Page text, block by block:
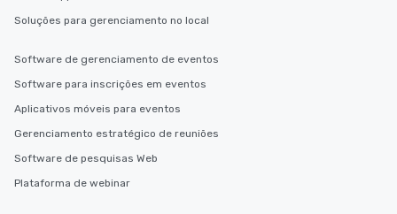
Soluções para gerenciamento no local
Software de gerenciamento de eventos
Software para inscrições em eventos
Aplicativos móveis para eventos
Gerenciamento estratégico de reuniões
Software de pesquisas Web
Plataforma de webinar